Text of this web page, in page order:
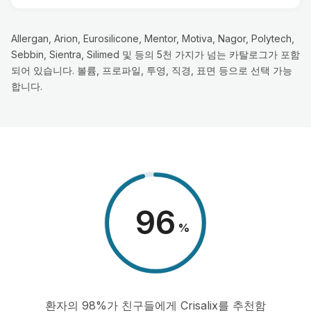
Allergan, Arion, Eurosilicone, Mentor, Motiva, Nagor, Polytech,
Sebbin, Sientra, Silimed 및 등의 5천 가지가 넘는 카탈로그가 포함
되어 있습니다. 볼륨, 프로파일, 투영, 직경, 표면 등으로 선택 가능
합니다.
98 %
환자의 98%가 친구들에게 Crisalix를 추천함